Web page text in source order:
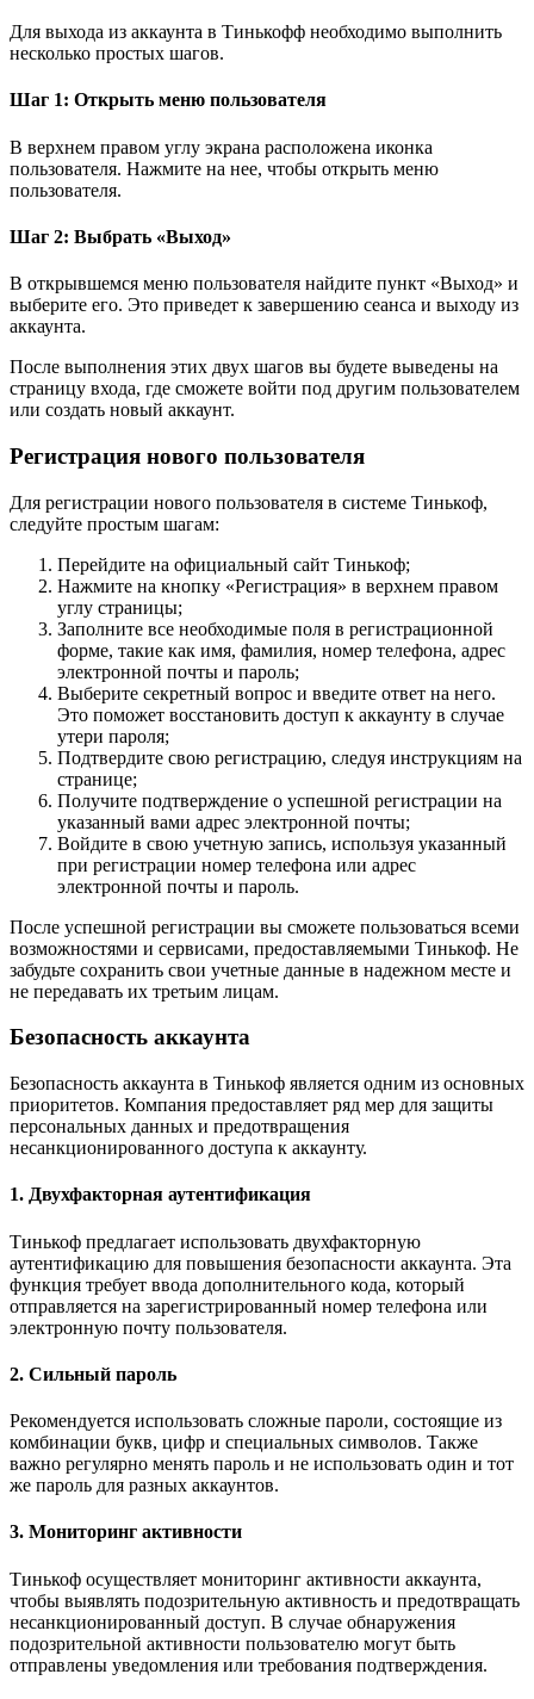
Для выхода из аккаунта в Тинькофф необходимо выполнить
несколько простых шагов.
Шаг 1: Открыть меню пользователя
В верхнем правом углу экрана расположена иконка
пользователя. Нажмите на нее, чтобы открыть меню
пользователя.
Шаг 2: Выбрать «Выход»
В открывшемся меню пользователя найдите пункт «Выход» и
выберите его. Это приведет к завершению сеанса и выходу из
аккаунта.
После выполнения этих двух шагов вы будете выведены на
страницу входа, где сможете войти под другим пользователем
или создать новый аккаунт.
Регистрация нового пользователя
Для регистрации нового пользователя в системе Тинькоф,
следуйте простым шагам:
Перейдите на официальный сайт Тинькоф;
Нажмите на кнопку «Регистрация» в верхнем правом
углу страницы;
Заполните все необходимые поля в регистрационной
форме, такие как имя, фамилия, номер телефона, адрес
электронной почты и пароль;
Выберите секретный вопрос и введите ответ на него.
Это поможет восстановить доступ к аккаунту в случае
утери пароля;
Подтвердите свою регистрацию, следуя инструкциям на
странице;
Получите подтверждение о успешной регистрации на
указанный вами адрес электронной почты;
Войдите в свою учетную запись, используя указанный
при регистрации номер телефона или адрес
электронной почты и пароль.
После успешной регистрации вы сможете пользоваться всеми
возможностями и сервисами, предоставляемыми Тинькоф. Не
забудьте сохранить свои учетные данные в надежном месте и
не передавать их третьим лицам.
Безопасность аккаунта
Безопасность аккаунта в Тинькоф является одним из основных
приоритетов. Компания предоставляет ряд мер для защиты
персональных данных и предотвращения
несанкционированного доступа к аккаунту.
1. Двухфакторная аутентификация
Тинькоф предлагает использовать двухфакторную
аутентификацию для повышения безопасности аккаунта. Эта
функция требует ввода дополнительного кода, который
отправляется на зарегистрированный номер телефона или
электронную почту пользователя.
2. Сильный пароль
Рекомендуется использовать сложные пароли, состоящие из
комбинации букв, цифр и специальных символов. Также
важно регулярно менять пароль и не использовать один и тот
же пароль для разных аккаунтов.
3. Мониторинг активности
Тинькоф осуществляет мониторинг активности аккаунта,
чтобы выявлять подозрительную активность и предотвращать
несанкционированный доступ. В случае обнаружения
подозрительной активности пользователю могут быть
отправлены уведомления или требования подтверждения.